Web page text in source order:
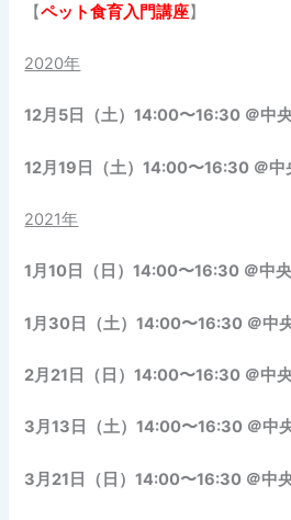
【ペット食育入門講座】
2020年
12月5日（土）14:00〜16:30 ＠中
12月19日（土）14:00〜16:30 ＠中
2021年
1月10日（日）14:00〜16:30 ＠中
1月30日（土）14:00〜16:30 ＠中
2月21日（日）14:00〜16:30 ＠中
3月13日（土）14:00〜16:30 ＠中
3月21日（日）14:00〜16:30 ＠中